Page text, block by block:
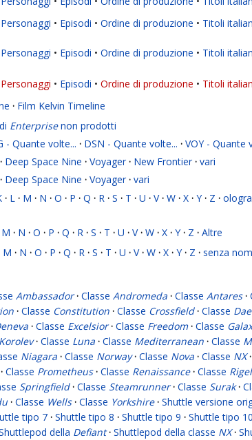
Personaggi Episodi Ordine di produzione Titoli
Personaggi Episodi Ordine di produzione Titoli
Personaggi Episodi Ordine di produzione Titoli
· Film Kelvin Timeline
Enterprisenon prodotti
- Quante volte... · DSN - Quante volte... · VOY - Quante
· Deep Space Nine · Voyager · New Frontier · vari
· Deep Space Nine · Voyager · vari
· L · M · N · O · P · Q · R · S · T · U · V · W · X · Y · Z ·
M · N · O · P · Q · R · S · T · U · V · W · X · Y · Z · Altre
M · N · O · P · Q · R · S · T · U · V · W · X · Y · Z · senza
Ambassador · Classe Andromeda · Classe Antares ·
· Classe Constitution · Classe Crossfield · Classe
· Classe Excelsior · Classe Freedom · Classe
Korolev · Classe Luna · Classe Mediterranean · Classe
Niagara · Classe Norway · Classe Nova · Classe NX ·
· Classe Prometheus · Classe Renaissance · Classe Rigel
Springfield · Classe Steamrunner · Classe Surak ·
· Classe Wells · Classe Yorkshire · Shuttle versione
tipo 7 · Shuttle tipo 8 · Shuttle tipo 9 · Shuttle tipo 10
della Defiant · Shuttlepod della classe NX ·